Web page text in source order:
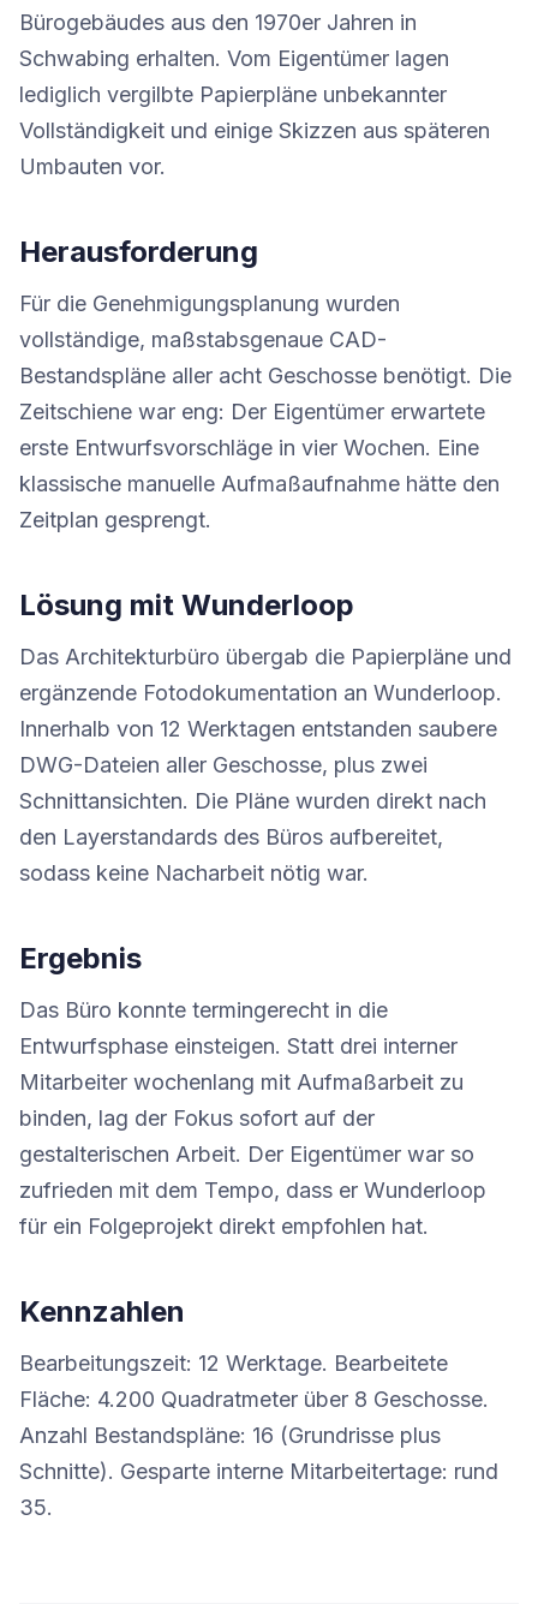
Bürogebäudes aus den 1970er Jahren in
Schwabing erhalten. Vom Eigentümer lagen
lediglich vergilbte Papierpläne unbekannter
Vollständigkeit und einige Skizzen aus späteren
Umbauten vor.
Herausforderung
Für die Genehmigungsplanung wurden
vollständige, maßstabsgenaue CAD-
Bestandspläne aller acht Geschosse benötigt. Die
Zeitschiene war eng: Der Eigentümer erwartete
erste Entwurfsvorschläge in vier Wochen. Eine
klassische manuelle Aufmaßaufnahme hätte den
Zeitplan gesprengt.
Lösung mit Wunderloop
Das Architekturbüro übergab die Papierpläne und
ergänzende Fotodokumentation an Wunderloop.
Innerhalb von 12 Werktagen entstanden saubere
DWG-Dateien aller Geschosse, plus zwei
Schnittansichten. Die Pläne wurden direkt nach
den Layerstandards des Büros aufbereitet,
sodass keine Nacharbeit nötig war.
Ergebnis
Das Büro konnte termingerecht in die
Entwurfsphase einsteigen. Statt drei interner
Mitarbeiter wochenlang mit Aufmaßarbeit zu
binden, lag der Fokus sofort auf der
gestalterischen Arbeit. Der Eigentümer war so
zufrieden mit dem Tempo, dass er Wunderloop
für ein Folgeprojekt direkt empfohlen hat.
Kennzahlen
Bearbeitungszeit: 12 Werktage. Bearbeitete
Fläche: 4.200 Quadratmeter über 8 Geschosse.
Anzahl Bestandspläne: 16 (Grundrisse plus
Schnitte). Gesparte interne Mitarbeitertage: rund
35.